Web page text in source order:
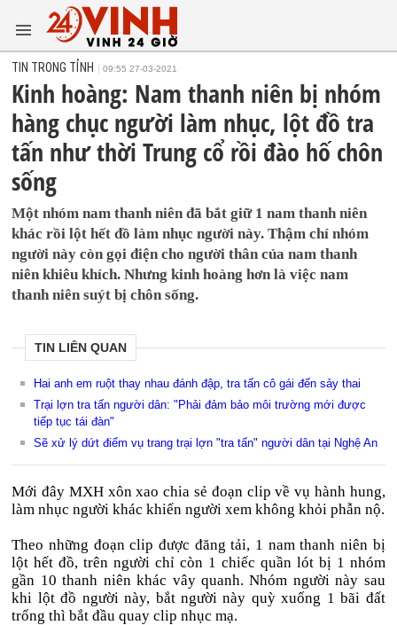
TIN TRONG TỈNH 09:55 27-03-2021
Kinh hoàng: Nam thanh niên bị nhóm
hàng chục người làm nhục, lột đồ tra
tấn như thời Trung cổ rồi đào hố chôn
sống
Một nhóm nam thanh niên đã bắt giữ 1 nam thanh niên
khác rồi lột hết đồ làm nhục người này. Thậm chí nhóm
người này còn gọi điện cho người thân của nam thanh
niên khiêu khích. Nhưng kinh hoàng hơn là việc nam
thanh niên suýt bị chôn sống.
TIN LIÊN QUAN
Hai anh em ruột thay nhau đánh đập, tra tấn cô gái đến sảy thai
Trại lợn tra tấn người dân: "Phải đảm bảo môi trường mới được
tiếp tục tái đàn"
Sẽ xử lý dứt điểm vụ trang trại lợn "tra tấn" người dân tại Nghệ An
Mới đây MXH xôn xao chia sẻ đoạn clip về vụ hành hung,
làm nhục người khác khiến người xem không khỏi phẫn nộ.
Theo những đoạn clip được đăng tải, 1 nam thanh niên bị
lột hết đồ, trên người chỉ còn 1 chiếc quần lót bị 1 nhóm
gần 10 thanh niên khác vây quanh. Nhóm người này sau
khi lột đồ người này, bắt người này quỳ xuống 1 bãi đất
trống thì bắt đầu quay clip nhục mạ.